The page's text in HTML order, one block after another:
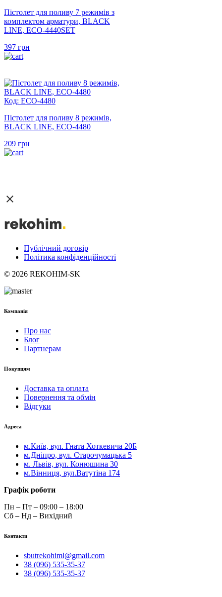
Пістолет для поливу 7 режимів з
комплектом арматури, BLACK
LINE, ECO-4440SET
397 грн
Код: ECO-4480
Пістолет для поливу 8 режимів,
BLACK LINE, ECO-4480
209 грн
Публічний договір
Політика конфіденційності
© 2026 REKOHIM-SK
Компанія
Про нас
Блог
Партнерам
Покупцям
Доставка та оплата
Повернення та обмін
Відгуки
Адреса
м.Київ, вул. Гната Хоткевича 20Б
м.Дніпро, вул. Старочумацька 5
м. Львів, вул. Конюшина 30
м.Вінниця, вул.Ватутіна 174
Графік роботи
Пн – Пт – 09:00 – 18:00
Сб – Нд – Вихідний
Контакти
sbutrekohiml@gmail.com
38 (096) 535-35-37
38 (096) 535-35-37